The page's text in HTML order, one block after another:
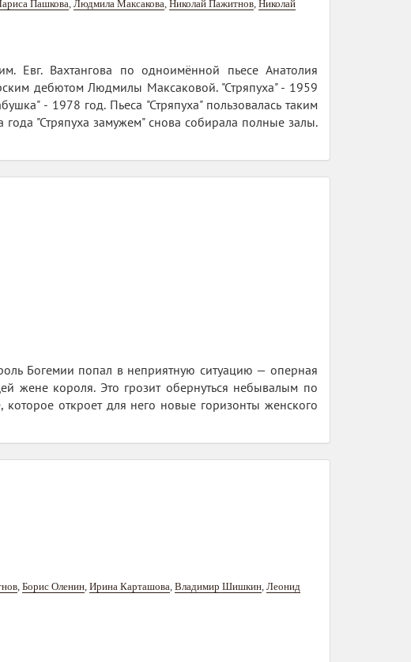
Пашкова, Людмила Максакова, Николай Пажитнов, Николай
Евг. Вахтангова по одноимённой пьесе Анатолия
дебютом Людмилы Максаковой. "Стряпуха" - 1959
- 1978 год. Пьеса "Стряпуха" пользовалась таким
"Стряпуха замужем" снова собирала полные залы.
Богемии попал в неприятную ситуацию — оперная
жене короля. Это грозит обернуться небывалым по
откроет для него новые горизонты женского
, Борис Оленин, Ирина Карташова, Владимир Шишкин, Леонид